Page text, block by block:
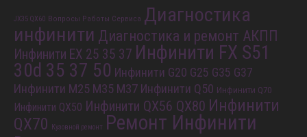
JX35 QX60 Вопросы Работы Сервиса Диагностика
инфинити Диагностика и ремонт АКПП
Инфинити EX 25 35 37 Инфинити FX S51
30d 35 37 50 Инфинити G20 G25 G35 G37
Инфинити M25 M35 M37 Инфинити Q50 Инфинити Q70
Инфинити QX50 Инфинити QX56 QX80 Инфинити
QX70
Кузовной ремонт Ремонт Инфинити